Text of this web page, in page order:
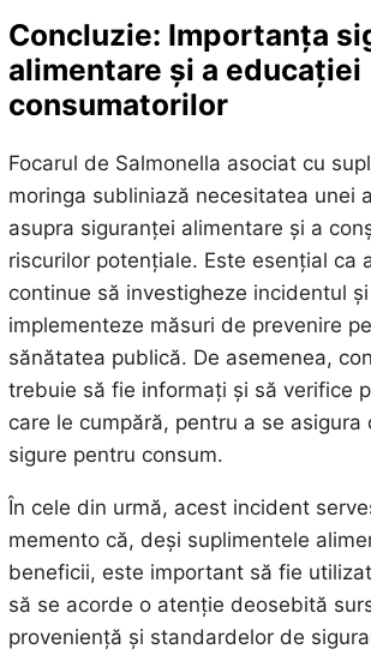
Concluzie: Importanța
alimentare și a educației
consumatorilor
Focarul de Salmonella asociat cu
moringa subliniază necesitatea unei
asupra siguranței alimentare și a
riscurilor potențiale. Este esențial ca
continue să investigheze incidentul
implementeze măsuri de prevenire
sănătatea publică. De asemenea,
trebuie să fie informați și să verifice
care le cumpără, pentru a se asigura
sigure pentru consum.
În cele din urmă, acest incident
memento că, deși suplimentele
beneficii, este important să fie
să se acorde o atenție deosebită
proveniență și standardelor de